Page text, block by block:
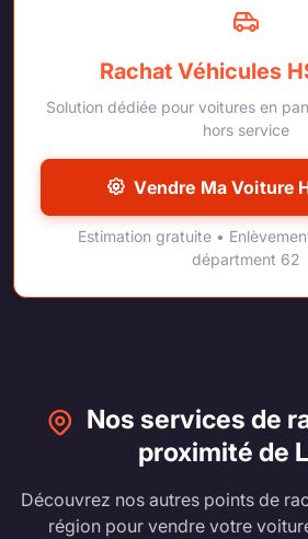
Rachat Véhicules
Solution dédiée pour voitures en
hors service
Vendre Ma Voiture
Estimation gratuite •
départment 62
Nos services de
proximité de
Découvrez nos autres points de
région pour vendre votre